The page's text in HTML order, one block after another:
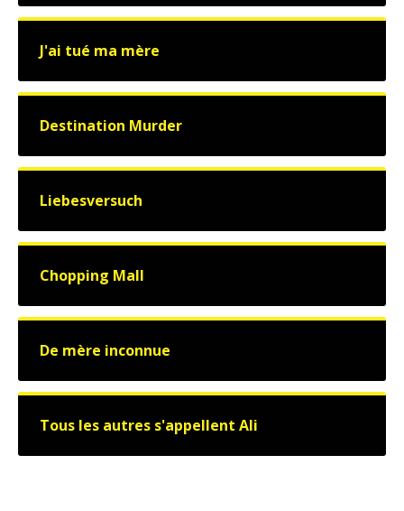
J'ai tué ma mère
Destination Murder
Liebesversuch
Chopping Mall
De mère inconnue
Tous les autres s'appellent Ali